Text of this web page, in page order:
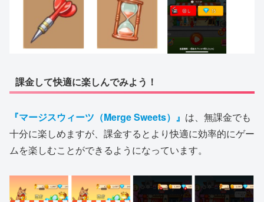
課金して快適に楽しんでみよう！
『マージスウィーツ（Merge Sweets）』 は、無課金でも
十分に楽しめますが、課金するとより快適に効率的にゲー
ムを楽しむことができるようになっています。